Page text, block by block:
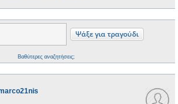
Βαθύτερες αναζητήσεις;